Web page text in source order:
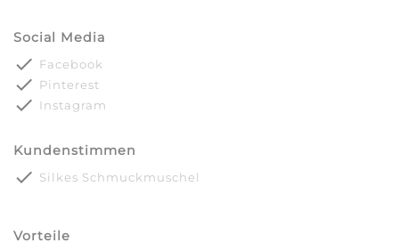
Social Media
done Facebook
done Pinterest
done Instagram
Kundenstimmen
done Silkes Schmuckmuschel
Vorteile